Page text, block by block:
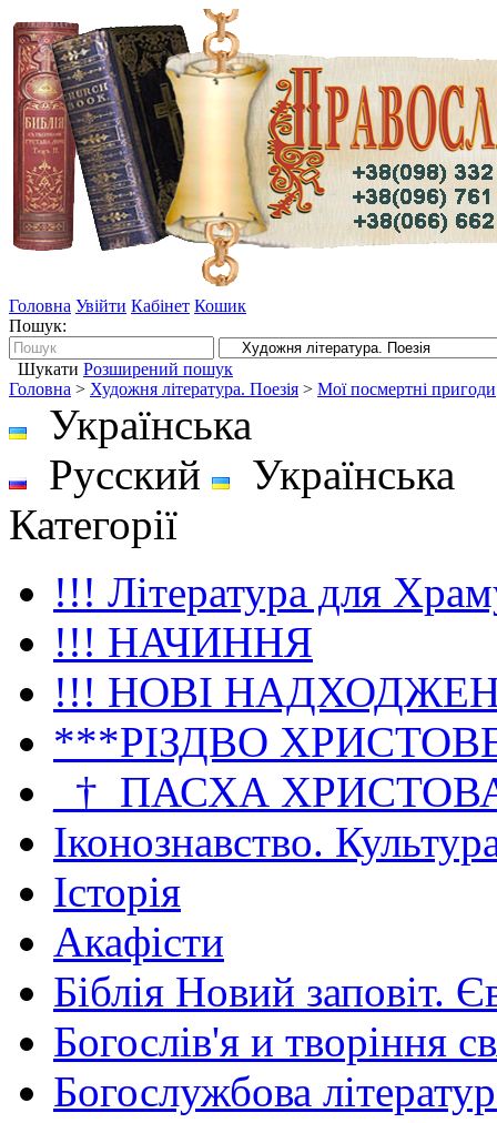
Головна Увійти Кабінет Кошик
Пошук:
Шукати Розширений пошук
Головна > Художня література. Поезія > Мої посмертні пригоди
Українська
Русский
Українська
Категорії
!!! Література для
!!! НАЧИННЯ
!!! НОВІ
***РІЗДВО
_†_ПАСХА
Іконознавство.
Історія
Акафісти
Біблія Новий заповіт.
Богослів'я и творіння
Богослужбова